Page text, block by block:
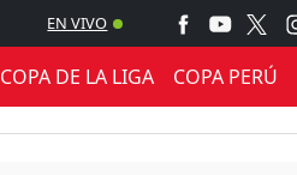
EN VIVO
COPA DE LA LIGA COPA PERÚ